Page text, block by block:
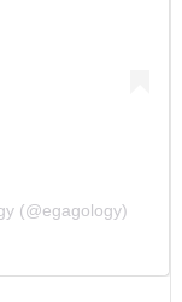
(@egagology)